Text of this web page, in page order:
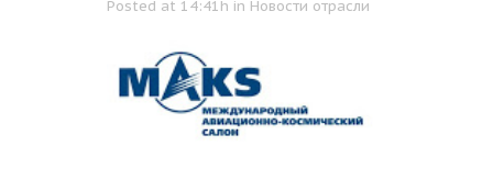
Posted at 14:41h in Новости отрасли